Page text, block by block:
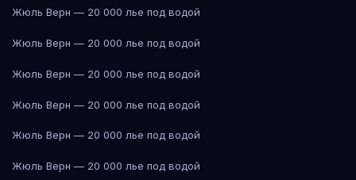
Жюль Верн — 20 000 лье под водой
Жюль Верн — 20 000 лье под водой
Жюль Верн — 20 000 лье под водой
Жюль Верн — 20 000 лье под водой
Жюль Верн — 20 000 лье под водой
Жюль Верн — 20 000 лье под водой